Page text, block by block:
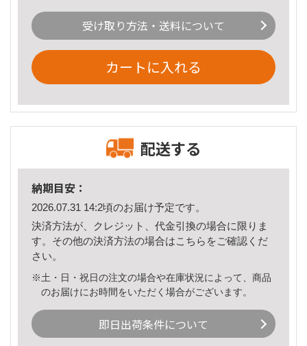
受け取り方法・送料について
カートに入れる
配送する
納期目安：
2026.07.31 14:2頃のお届け予定です。
決済方法が、クレジット、代金引換の場合に限りま
す。その他の決済方法の場合はこちら をご確認くだ
さい。
※土・日・祝日の注文の場合や在庫状況によって、商品
のお届けにお時間をいただく場合がございます。
即日出荷条件について